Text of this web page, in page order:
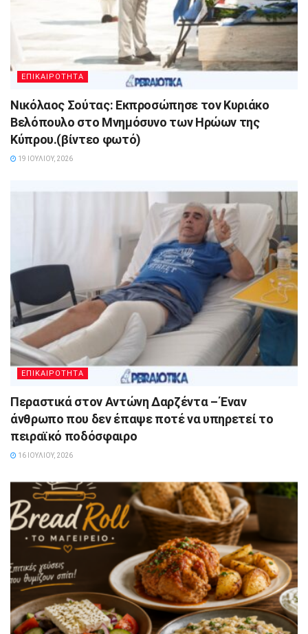
ΕΠΙΚΑΙΡΟΤΗΤΑ
Νικόλαος Σούτας: Εκπροσώπησε τον Κυριάκο
Βελόπουλο στο Μνημόσυνο των Ηρώων της
Κύπρου.(βίντεο φωτό)
19 ΙΟΥΛΊΟΥ, 2026
ΕΠΙΚΑΙΡΟΤΗΤΑ
Περαστικά στον Αντώνη Δαρζέντα – Έναν
άνθρωπο που δεν έπαψε ποτέ να υπηρετεί το
πειραϊκό ποδόσφαιρο
16 ΙΟΥΛΊΟΥ, 2026